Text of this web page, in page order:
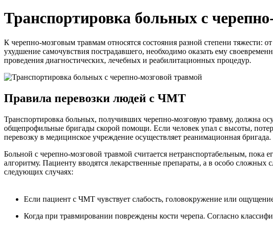
Транспортировка больных с
К черепно-мозговым травмам относятся состояния разной степени
ухудшение самочувствия пострадавшего, необходимо оказать ему
проведения диагностических, лечебных и реабилитационных процедур.
Правила перевозки людей с ЧМТ
Транспортировка больных, получивших черепно-мозговую травму, должна
общепрофильные бригады скорой помощи. Если человек упал с высоты,
перевозку в медицинское учреждение осуществляет реанимационная бригада.
Больной с черепно-мозговой травмой считается нетранспортабельным,
алгоритму. Пациенту вводятся лекарственные препараты, а в особо
следующих случаях:
Если пациент с ЧМТ чувствует слабость, головокружение или
Когда при травмировании повреждены кости черепа. Согласно